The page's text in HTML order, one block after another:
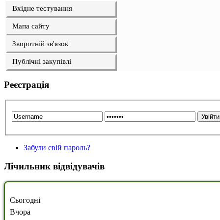
Вхідне тестування
Мапа сайту
Зворотній зв'язок
Публічні закупівлі
Реєстрація
Забули свій пароль?
Лічильник відвідувачів
Сьогодні
Вчора